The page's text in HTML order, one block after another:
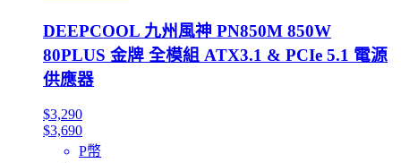
DEEPCOOL 九州風神 PN850M 850W
80PLUS 金牌 全模組 ATX3.1 & PCIe 5.1 電源
供應器
$3,290
$3,690
P幣